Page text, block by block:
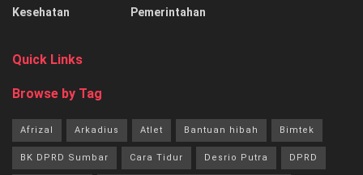
Kesehatan
Pemerintahan
Quick Links
Browse by Tag
Afrizal Arkadius Atlet Bantuan hibah Bimtek
BK DPRD Sumbar Cara Tidur Desrio Putra DPRD